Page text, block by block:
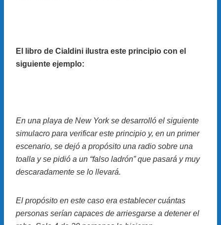
El libro de Cialdini ilustra este principio con el
siguiente ejemplo:
En una playa de New York se desarrolló el siguiente
simulacro para verificar este principio y, en un primer
escenario, se dejó a propósito una radio sobre una
toalla y se pidió a un “falso ladrón” que pasará y muy
descaradamente se lo llevará.
El propósito en este caso era establecer cuántas
personas serían capaces de arriesgarse a detener el